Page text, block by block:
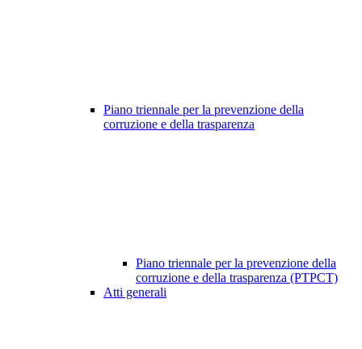
Piano triennale per la prevenzione della
corruzione e della trasparenza
Piano triennale per la prevenzione della
corruzione e della trasparenza (PTPCT)
Atti generali